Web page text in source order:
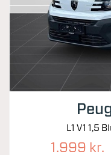
L1 V1 1,5
1.999 kr.